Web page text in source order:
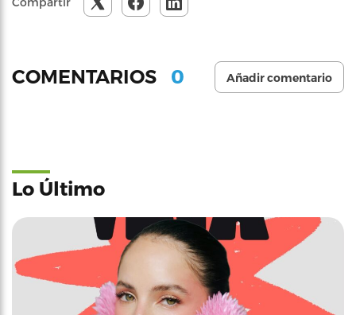
COMENTARIOS 0 Añadir comentario
Lo Último